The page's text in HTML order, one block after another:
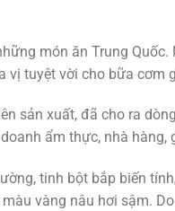
món ăn Trung
vị tuyệt vời cho bữa cơm
sản xuất, đã cho ra
ẩm thực, nhà
tinh bột bắp biến
vàng nâu hơi sậm.